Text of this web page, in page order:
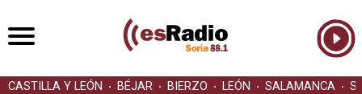
CASTILLA Y LEÓN BÉJAR BIERZO LEÓN SALAMANCA